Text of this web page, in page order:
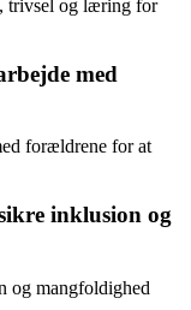
trivsel og læring for
med
forældrene for at
inklusion og
og mangfoldighed